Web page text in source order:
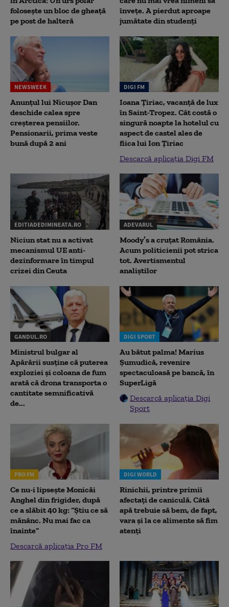
folosește un bloc de gheață
pe post de halteră
înveţe. A pierdut aproape
jumătate din studenţi
NEWSWEEK
Anunțul lui Nicușor Dan
deschide calea spre
creșterea pensiilor.
Pensionarii, prima veste
bună după 2 ani
DIGI FM
Ioana Țiriac, vacanță de lux
în Saint-Tropez. Cât costă o
singură noapte la hotelul cu
aspect de castel ales de
fiica lui Ion Țiriac
Descarcă aplicația Digi FM
EDITIADEDIMINEATA.RO
Niciun stat nu a activat
mecanismul UE anti-
dezinformare în timpul
crizei din Ceuta
ADEVARUL
Moody’s a cruțat România.
Acum politicienii pot strica
tot. Avertismentul
analiștilor
GANDUL.RO
Ministrul bulgar al
Apărării susține că puterea
exploziei și coloana de fum
arată că drona transporta o
cantitate semnificativă
de...
DIGI SPORT
Au bătut palma! Marius
Șumudică, revenire
spectaculoasă pe bancă, în
SuperLigă
Descarcă aplicația Digi
Sport
PRO FM
Ce nu-i lipsește Monicăi
Anghel din frigider, după
ce a slăbit 40 kg: “Știu ce să
mănânc. Nu mai fac ca
înainte”
Descarcă aplicația Pro FM
DIGI WORLD
Rinichii, printre primii
afectați de caniculă. Câtă
apă trebuie să bem, de fapt,
vara și la ce alimente să fim
atenți